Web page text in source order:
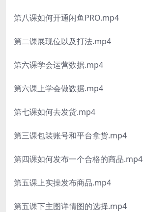
第八课如何开通闲鱼PRO.mp4
第二课展现位以及打法.mp4
第六课学会运营数据.mp4
第六课上学会做数据.mp4
第七课如何去发货.mp4
第三课包装账号和平台拿货.mp4
第四课如何发布一个合格的商品.mp4
第五课上实操发布商品.mp4
第五课下主图详情图的选择.mp4